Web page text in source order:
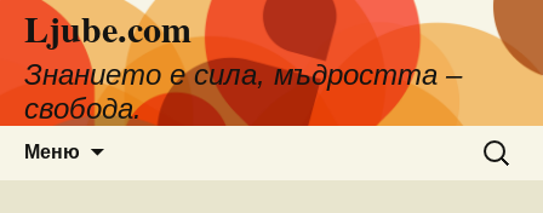
съдържанието
Ljube.com
Знанието е сила, мъдростта –
свобода.
Меню
за: